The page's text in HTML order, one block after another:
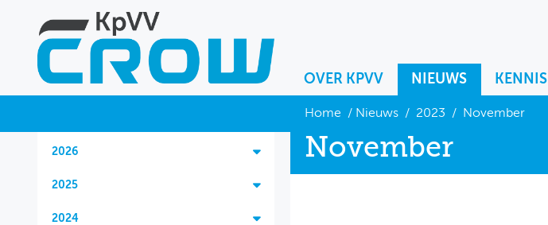
OVER KPVV NIEUWS KENNIS
NIEUWS
KENNIS
NETWERK V&V
Home / Nieuws/ 2023 / November
2026
2025
2024
November